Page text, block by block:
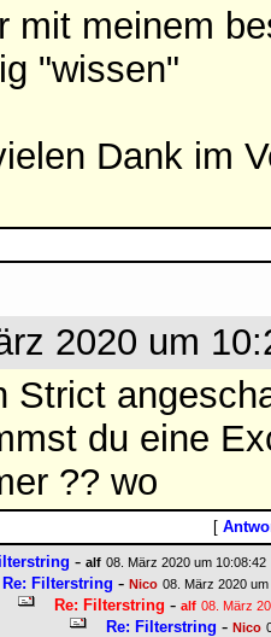
mit meinem
"wissen"
Dank im
2020 um
Strict
du eine
?? wo
[
- alf 08. März 2020 um 10:08:42
Re: Filterstring - Nico 08. März 2020
Re: Filterstring - alf 08. März
Re: Filterstring - Nico